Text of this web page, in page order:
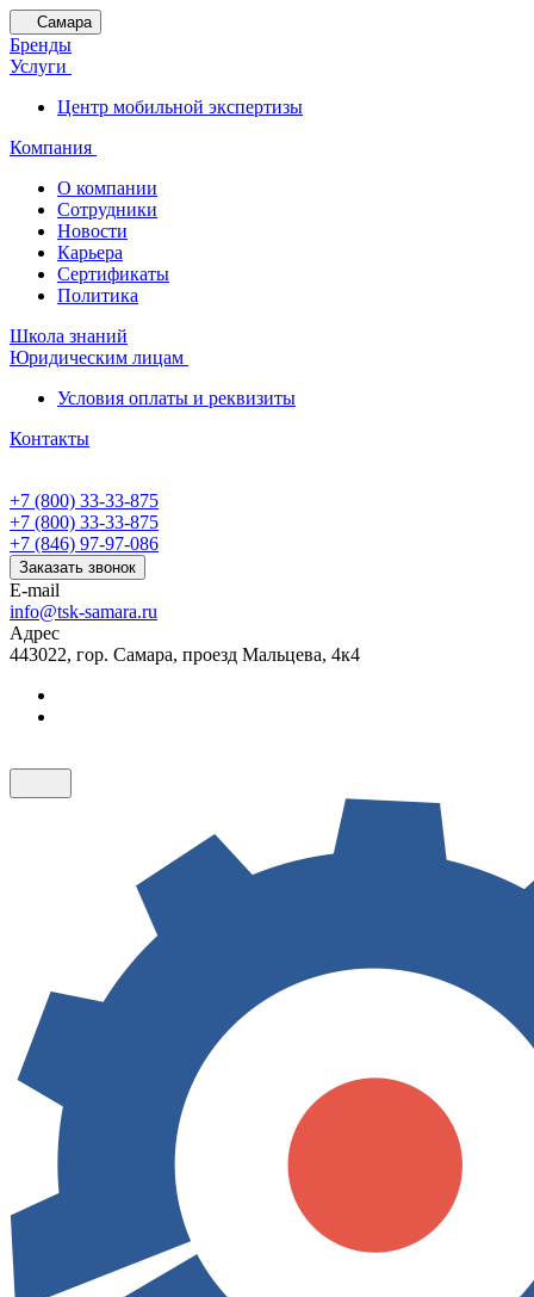
Самара
Бренды
Услуги
Центр мобильной экспертизы
Компания
О компании
Сотрудники
Новости
Карьера
Сертификаты
Политика
Школа знаний
Юридическим лицам
Условия оплаты и реквизиты
Контакты
+7 (800) 33-33-875
+7 (800) 33-33-875
+7 (846) 97-97-086
Заказать звонок
E-mail
info@tsk-samara.ru
Адрес
443022, гор. Самара, проезд Мальцева, 4к4